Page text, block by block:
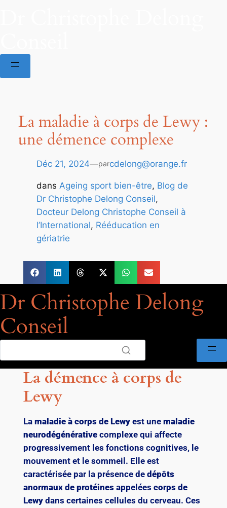
La maladie à corps de Lewy :
une démence complexe
Déc 21, 2024—parcdelong@orange.fr
dans Ageing sport bien-être, Blog de
Dr Christophe Delong Conseil
Docteur Delong Christophe Conseil à
l’International, Rééducation en
gériatrie
Dr Christophe Delong
Conseil
La démence à corps de
Lewy
La maladie à corps de Lewyest une maladie
neurodégénérativecomplexe qui affecte
progressivement les fonctions cognitives, le
mouvement et le sommeil. Elle est
caractérisée par la présence de dépôts
anormaux de protéinesappelées corps de
Lewydans certaines cellules du cerveau. Ces